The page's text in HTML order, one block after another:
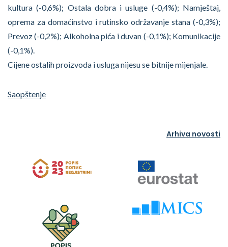
kultura (-0,6%); Ostala dobra i usluge (-0,4%); Namještaj,
oprema za domaćinstvo i rutinsko održavanje stana (-0,3%);
Prevoz (-0,2%); Alkoholna pića i duvan (-0,1%); Komunikacije
(-0,1%).
Cijene ostalih proizvoda i usluga nijesu se bitnije mijenjale.
Saopštenje
Arhiva novosti